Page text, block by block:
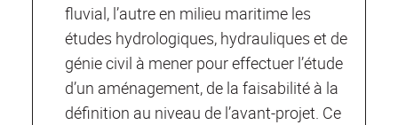
fluvial, l’autre en milieu maritime les
études hydrologiques, hydrauliques et de
génie civil à mener pour effectuer l’étude
d’un aménagement, de la faisabilité à la
définition au niveau de l’avant-projet. Ce